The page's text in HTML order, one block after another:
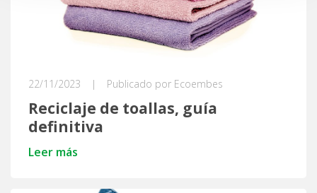
22/11/2023 | Publicado por Ecoembes
Reciclaje de toallas, guía
definitiva
Leer más